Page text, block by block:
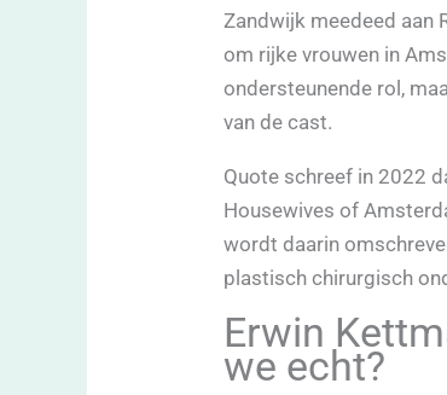
Zandwijk meedeed aan
om rijke vrouwen in
ondersteunende rol,
van de cast.
Quote schreef in 2022
Housewives of
wordt daarin
plastisch chirurgisch
Erwin
we echt?